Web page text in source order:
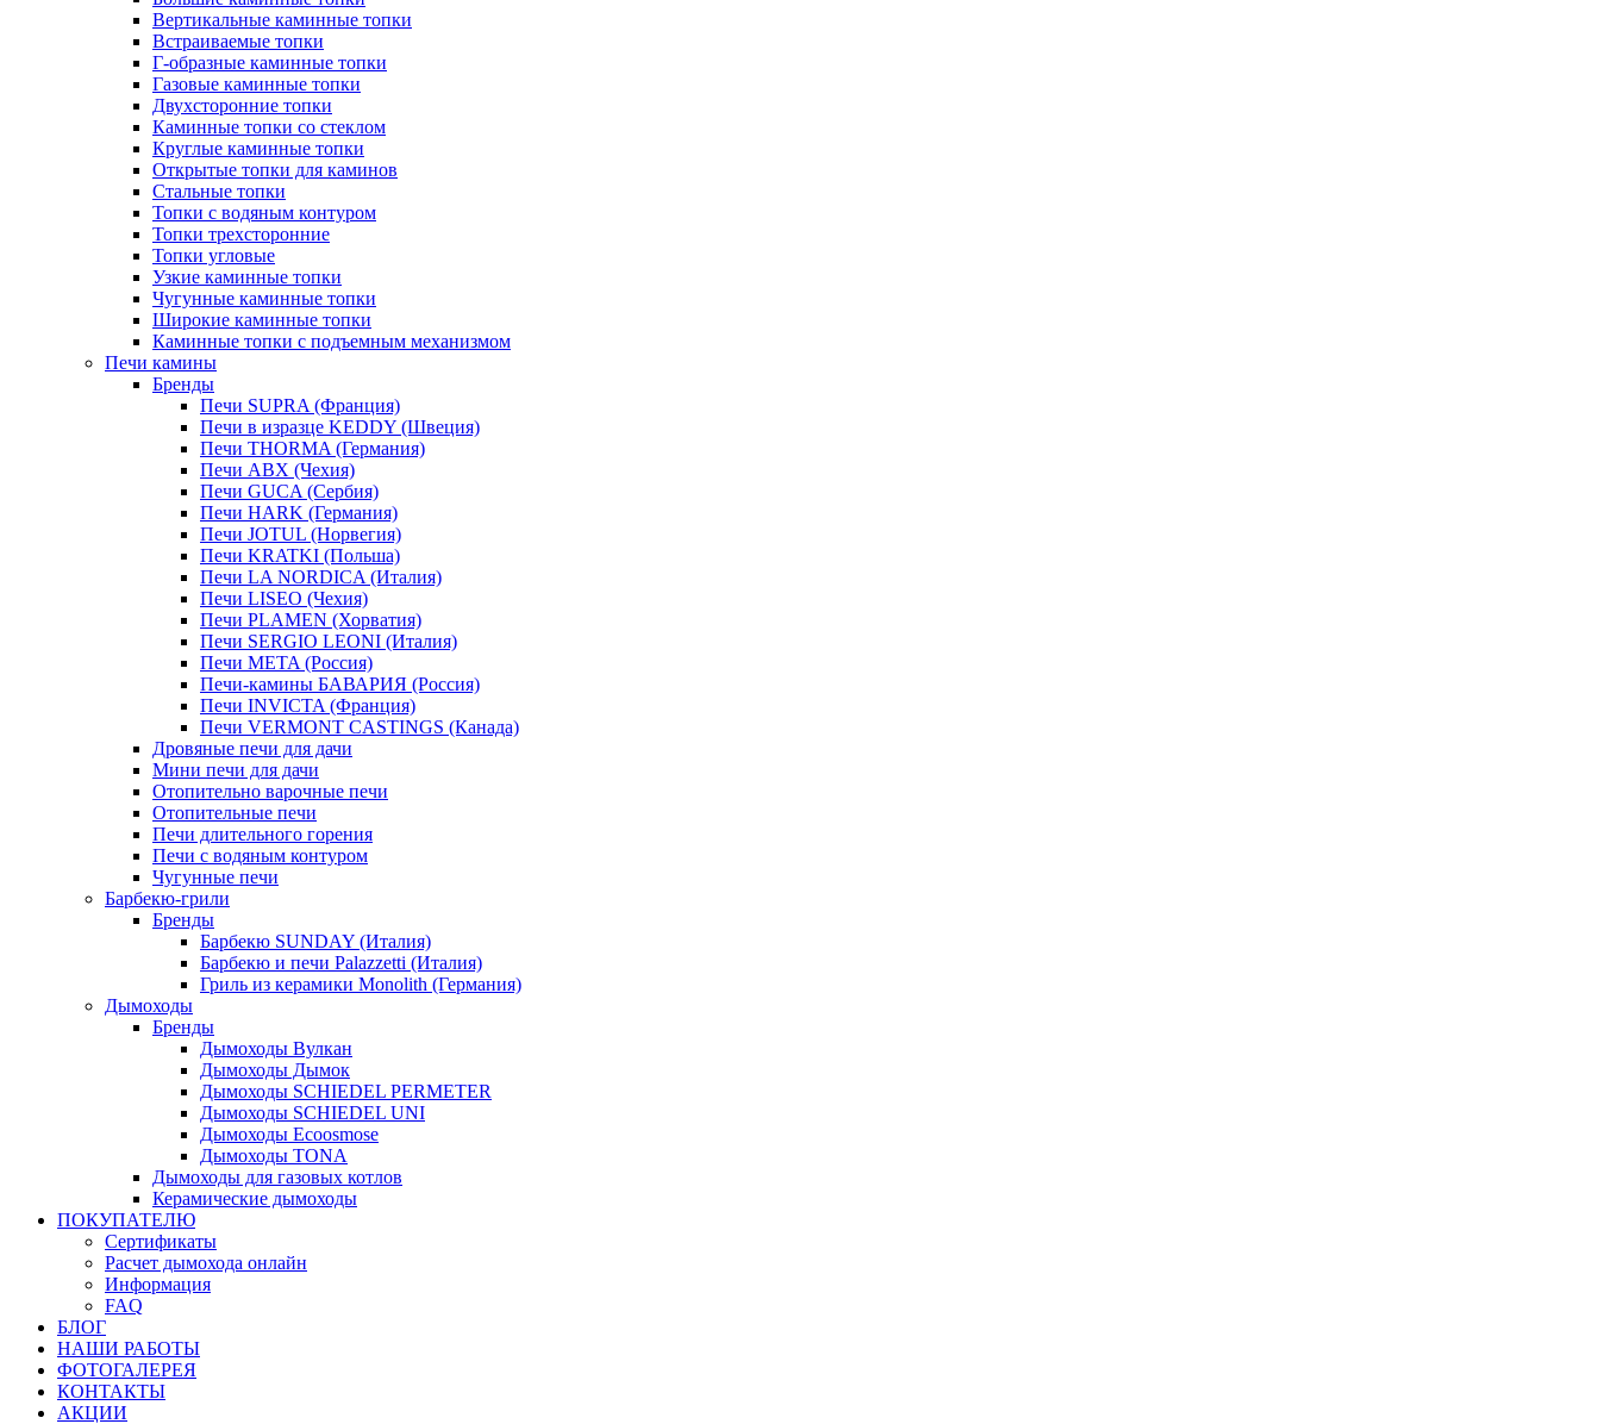
Вертикальные каминные топки
Встраиваемые топки
Г-образные каминные топки
Газовые каминные топки
Двухсторонние топки
Каминные топки со стеклом
Круглые каминные топки
Открытые топки для каминов
Стальные топки
Топки с водяным контуром
Топки трехсторонние
Топки угловые
Узкие каминные топки
Чугунные каминные топки
Широкие каминные топки
Каминные топки с подъемным механизмом
Печи камины
Бренды
Печи SUPRA (Франция)
Печи в изразце KEDDY (Швеция)
Печи THORMA (Германия)
Печи ABX (Чехия)
Печи GUCA (Сербия)
Печи HARK (Германия)
Печи JOTUL (Норвегия)
Печи KRATKI (Польша)
Печи LA NORDICA (Италия)
Печи LISEO (Чехия)
Печи PLAMEN (Хорватия)
Печи SERGIO LEONI (Италия)
Печи META (Россия)
Печи-камины БАВАРИЯ (Россия)
Печи INVICTA (Франция)
Печи VERMONT CASTINGS (Канада)
Дровяные печи для дачи
Мини печи для дачи
Отопительно варочные печи
Отопительные печи
Печи длительного горения
Печи с водяным контуром
Чугунные печи
Барбекю-грили
Бренды
Барбекю SUNDAY (Италия)
Барбекю и печи Palazzetti (Италия)
Гриль из керамики Monolith (Германия)
Дымоходы
Бренды
Дымоходы Вулкан
Дымоходы Дымок
Дымоходы SCHIEDEL PERMETER
Дымоходы SCHIEDEL UNI
Дымоходы Ecoosmose
Дымоходы TONA
Дымоходы для газовых котлов
Керамические дымоходы
ПОКУПАТЕЛЮ
Сертификаты
Расчет дымохода онлайн
Информация
FAQ
БЛОГ
НАШИ РАБОТЫ
ФОТОГАЛЕРЕЯ
КОНТАКТЫ
АКЦИИ